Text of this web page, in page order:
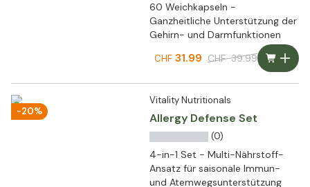
60 Weichkapseln -
Ganzheitliche Unterstützung der
Gehirn- und Darmfunktionen
CHF31.99 CHF 39.99
-20%
Vitality Nutritionals
Allergy Defense Set
(0)
4-in-1 Set - Multi-Nährstoff-
Ansatz für saisonale Immun-
und Atemwegsunterstützung